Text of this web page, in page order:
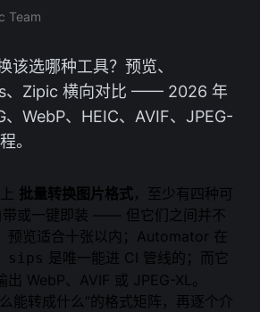
Team
该选哪种工具？预览、
、Zipic 横向对比 —— 2026 年
、WebP、HEIC、AVIF、JPEG-
。
批量转换图片格式，至少有四种可
或一键即装 —— 但它们之间并不
预览适合十张以内；Automator 在
sips 是唯一能进 CI 管线的；而它
WebP、AVIF 或 JPEG-XL。
能转成什么”的格式矩阵，再逐个介